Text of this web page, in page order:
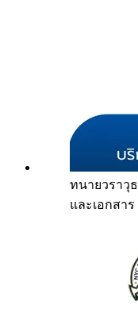
ทนายวราวุธ
และเอกสาร